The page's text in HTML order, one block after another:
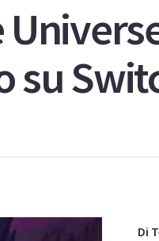
su
Di